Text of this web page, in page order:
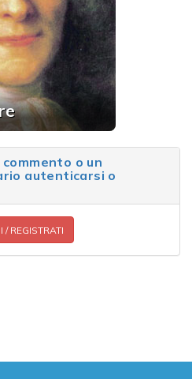
o un
autenticarsi o
/ REGISTRATI